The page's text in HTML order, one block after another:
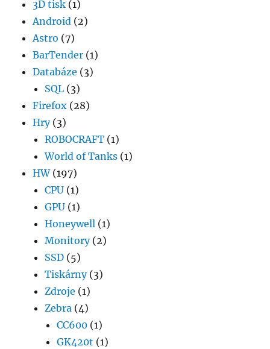
3D tisk (1)
Android (2)
Astro (7)
BarTender (1)
Databáze (3)
SQL (3)
Firefox (28)
Hry(3)
ROBOCRAFT (1)
World of Tanks (1)
HW(197)
CPU (1)
GPU (1)
Honeywell (1)
Monitory(2)
SSD (5)
Tiskárny(3)
Zdroje (1)
Zebra (4)
CC600 (1)
GK420t (1)